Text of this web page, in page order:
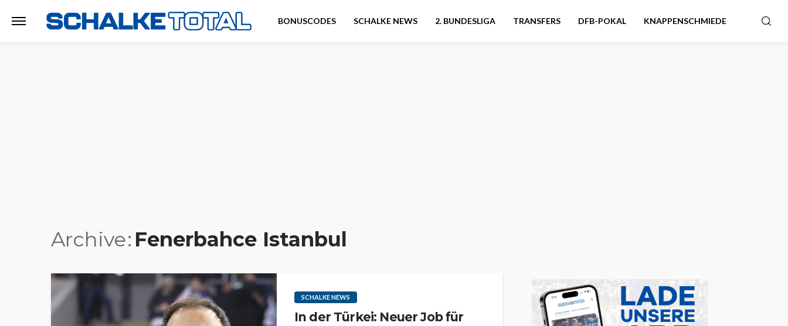
BONUSCODES SCHALKE NEWS 2. BUNDESLIGA TRANSFERS DFB-POKAL KNAPPENSCHMIEDE
Archive Fenerbahce Istanbul
SCHALKE NEWS
In der Türkei: Neuer Job für